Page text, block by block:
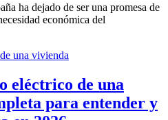
ha dejado de ser una promesa de
económica del
eléctrico de una
para entender y